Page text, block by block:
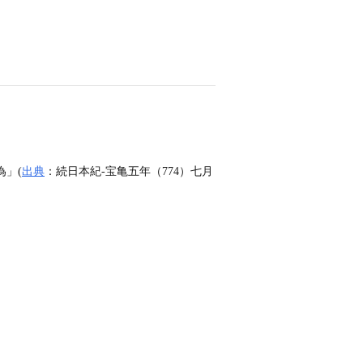
」(出典 ：続日本紀‐宝亀五年（774）七月